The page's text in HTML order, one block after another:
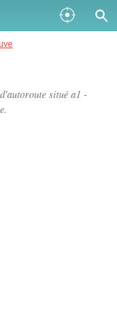
situé a1 -